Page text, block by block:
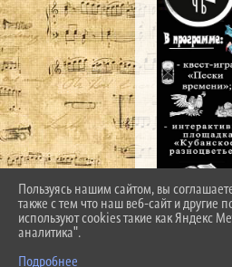
Пользуясь нашим сайтом, вы
также с тем что наш веб-сайт и другие
используют cookies такие как Яндекс
аналитика".
Подробнее